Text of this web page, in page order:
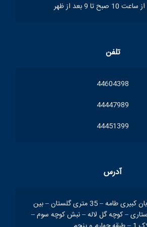
تا 9 بعد از ظهر
تلفن
44604398
44447989
44451399
آدرس
همت غرب – خیابان کبیری طامه – 35 متری گلستان – بین
– کوچه گل لاله – نبش کوچه سوم –